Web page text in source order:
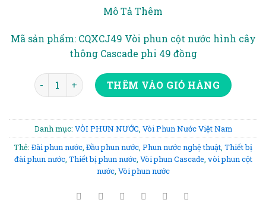
là:
750.000₫.là:
700.000₫.
Mô Tả Thêm
Mã sản phẩm: CQXCJ49 Vòi phun cột nước hình cây
thông Cascade phi 49 đồng
VÒI PHUN CỘT NƯỚC D49 số lượng
THÊM VÀO GIỎ HÀNG
Danh mục: VÒI PHUN NƯỚC Vòi Phun Nước Việt Nam
Thẻ: Đài phun nước Đầu phun nước Phun nước nghệ thuật Thiết bị
đài phun nước, Thiết bị phun nước, Vòi phun Cascade vòi phun cột
nước, Vòi phun nước